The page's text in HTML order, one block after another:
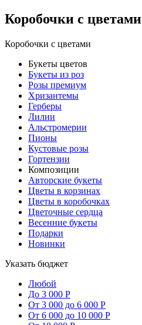
Коробочки с цветами
Коробочки с цветами
Букеты цветов
Букеты из роз
Розы премиум
Хризантемы
Герберы
Лилии
Альстромерии
Пионы
Кустовые розы
Гортензии
Композиции
Авторские букеты
Цветы в корзинах
Цветы в коробочках
Цветочные сердца
Весенние букеты
Подарки
Новинки
Указать бюджет
Любой
До 3 000 Р
От 3 000 до 6 000 Р
От 6 000 до 10 000 Р